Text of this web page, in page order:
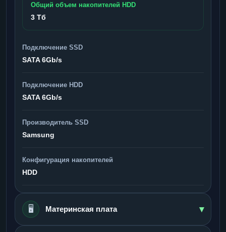
Общий объем накопителей HDD
3 Тб
Подключение SSD
SATA 6Gb/s
Подключение HDD
SATA 6Gb/s
Производитель SSD
Samsung
Конфигурация накопителей
HDD
🖥️ Материнская плата ▾